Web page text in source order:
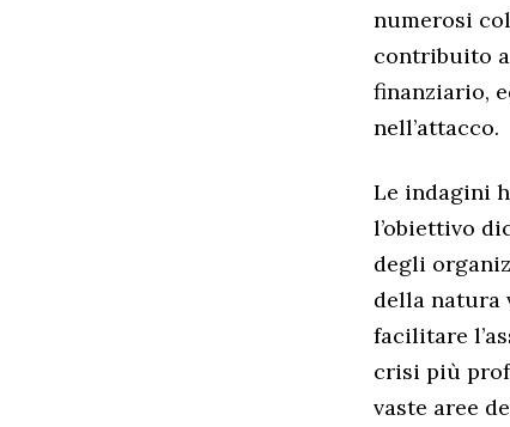
numerosi
contribuito
finanziario,
nell’attacco.
Le indagini
l’obiettivo
degli
della natura
facilitare
crisi più
vaste aree